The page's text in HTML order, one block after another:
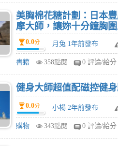
美胸棉花糖計劃：日本
摩大師，讓妳十分鐘胸
0.0分 月兔 1年前發布
書籍 358點閱 0 評論/給分
健身大師超值配磁控健
0.0分 小楊 2年前發布
購物 343點閱 0 評論/給分